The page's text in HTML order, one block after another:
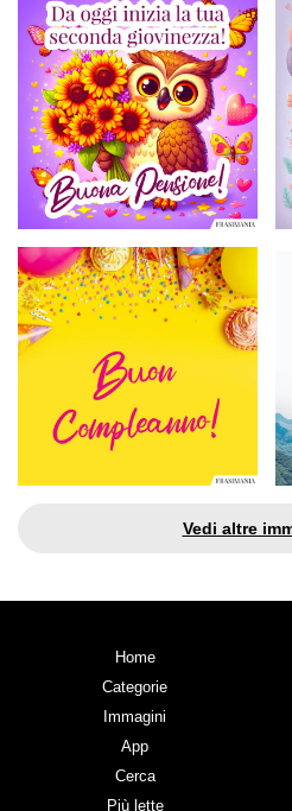
Vedi altre
Home
Categorie
Immagini
App
Cerca
Più lette